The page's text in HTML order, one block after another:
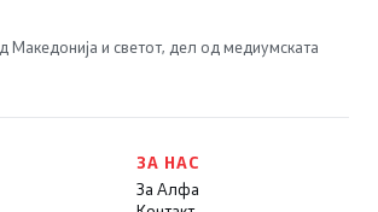
Македонија и светот, дел од медиумската
ЗА НАС
За Алфа